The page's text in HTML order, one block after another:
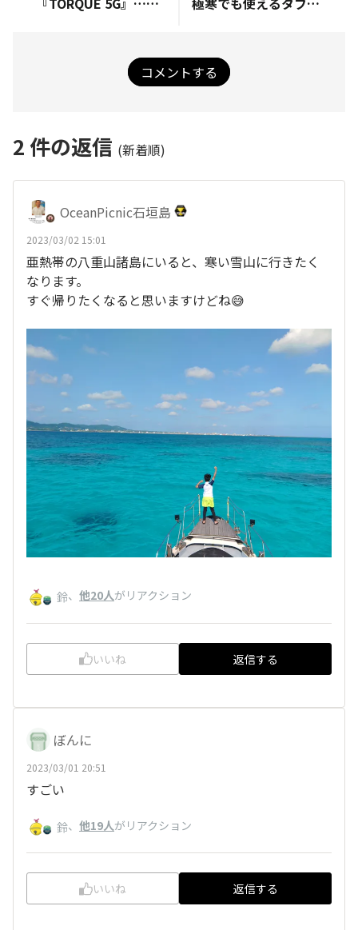
コメントする
2 件の返信 (新着順)
OceanPicnic石垣島
2023/03/02 15:01
亜熱帯の八重山諸島にいると、寒い雪山に行きたく
なります。
すぐ帰りたくなると思いますけどね😅
鈴、 他20人がリアクション
いいね 返信する
ぼんに
2023/03/01 20:51
すごい
鈴、 他19人がリアクション
いいね 返信する